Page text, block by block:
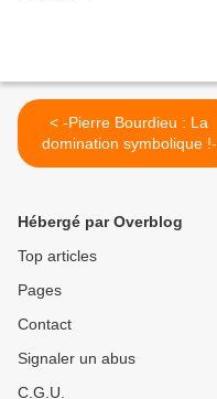
< -Pierre Bourdieu : La
domination symbolique !-
Hébergé par Overblog
Top articles
Pages
Contact
Signaler un abus
C.G.U.